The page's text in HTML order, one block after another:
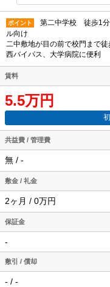
ポイント
第二中学校 徒歩1分
ル向け
二中敷地が目の前で校門まで徒
西バイパス、大学病院に便利
賃料
5.5万円
共益費 / 管理費
無 / -
敷金 / 礼金
2ヶ月 / 0万円
保証金
-
敷引 / 償却
- / -